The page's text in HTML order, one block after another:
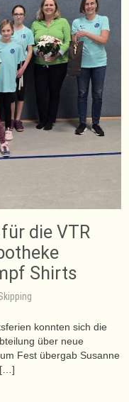
die VTR
Shirts
konnten sich die
über neue
Fest übergab Susanne
[…]